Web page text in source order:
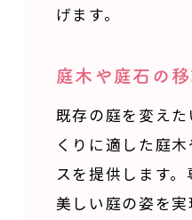
げます。
庭木や庭石の移
既存の庭を変え
くりに適した庭
スを提供します。
美しい庭の姿を実